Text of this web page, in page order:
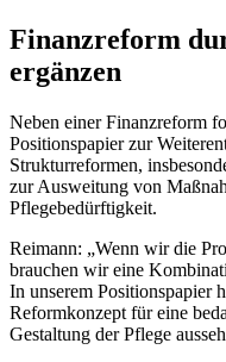
Finanzreform
ergänzen
Neben einer Finanzreform
Positionspapier zur
Strukturreformen,
zur Ausweitung von
Pflegebedürftigkeit.
Reimann: „Wenn wir die
brauchen wir eine
In unserem Positionspapier
Reformkonzept für eine
Gestaltung der Pflege